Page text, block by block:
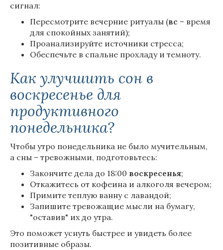
сигнал:
Пересмотрите вечерние ритуалы (вс – время
для спокойных занятий);
Проанализируйте источники стресса;
Обеспечьте в спальне прохладу и темноту.
Как улучшить сон в
воскресенье для
продуктивного
понедельника?
Чтобы утро понедельника не было мучительным,
а сны – тревожными, подготовьтесь:
Закончите дела до 18:00 воскресенья;
Откажитесь от кофеина и алкоголя вечером;
Примите теплую ванну с лавандой;
Запишите тревожащие мысли на бумагу,
"оставив" их до утра.
Это поможет уснуть быстрее и увидеть более
позитивные образы.